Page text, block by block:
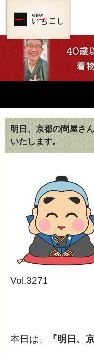
明日、京都の問屋さ
いたします。
Vol.3271
本日は、 『明日、